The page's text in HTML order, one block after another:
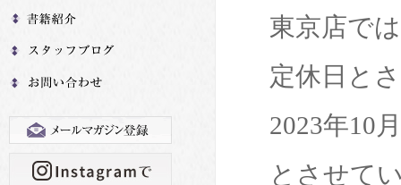
東京店で
定休日と
2023年10
とさせて